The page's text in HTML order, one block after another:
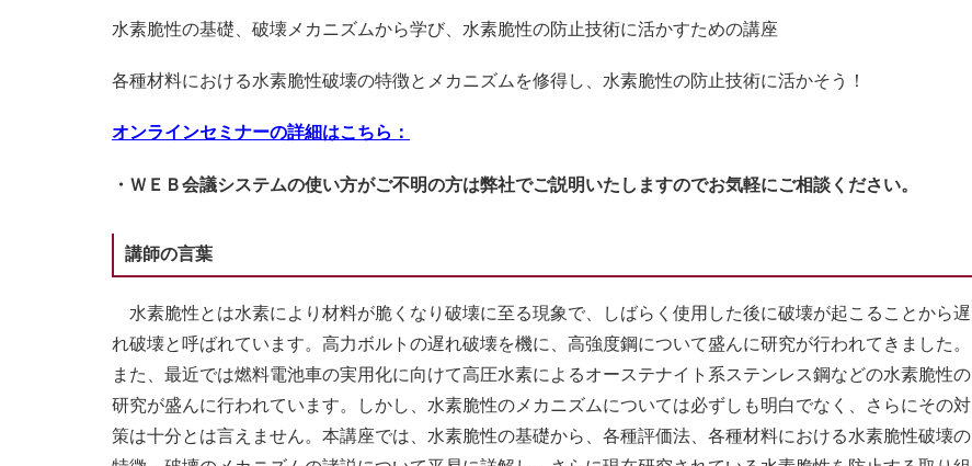
水素脆性の基礎、破壊メカニズムから学び、水素脆性の防止技術に活かすための講座
各種材料における水素脆性破壊の特徴とメカニズムを修得し、水素脆性の防止技術に活かそう！
オンラインセミナーの詳細はこちら：
・ＷＥＢ会議システムの使い方がご不明の方は弊社でご説明いたしますのでお気軽にご相談ください。
講師の言葉
水素脆性とは水素により材料が脆くなり破壊に至る現象で、しばらく使用した後に破壊が起こることから遅
れ破壊と呼ばれています。高力ボルトの遅れ破壊を機に、高強度鋼について盛んに研究が行われてきました。
また、最近では燃料電池車の実用化に向けて高圧水素によるオーステナイト系ステンレス鋼などの水素脆性の
研究が盛んに行われています。しかし、水素脆性のメカニズムについては必ずしも明白でなく、さらにその対
策は十分とは言えません。本講座では、水素脆性の基礎から、各種評価法、各種材料における水素脆性破壊の